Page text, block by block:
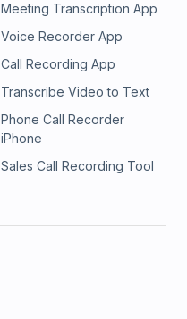
Meeting Transcription App
Voice Recorder App
Call Recording App
Transcribe Video to Text
Phone Call Recorder
iPhone
Sales Call Recording Tool